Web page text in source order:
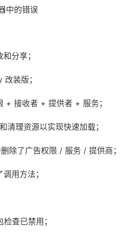
中的错误
分享；
装版；
+ 接收者 + 提供者 + 服务；
理资源以实现快速加载；
除了广告权限 / 服务 / 提供商；
用方法；
查已禁用；